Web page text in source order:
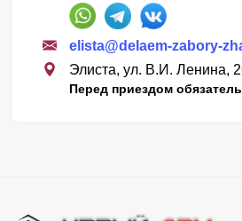
elista@delaem-zabory-
Элиста, ул. В.И. Ленина,
Перед приездом